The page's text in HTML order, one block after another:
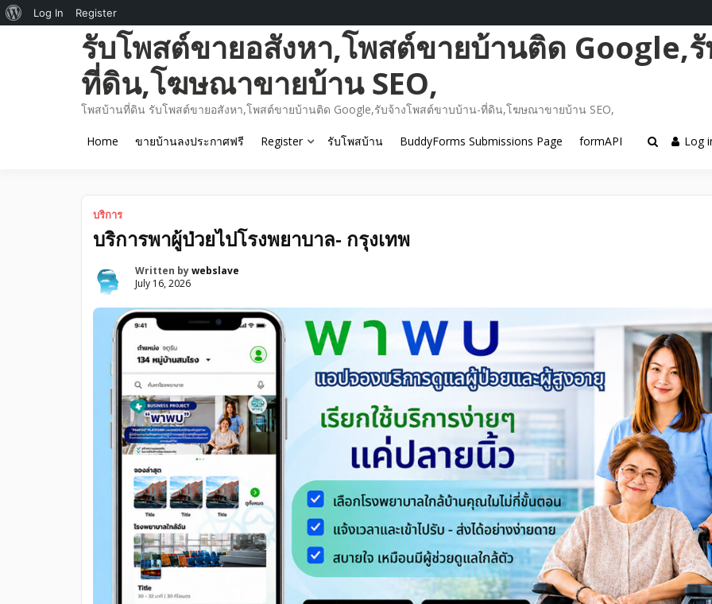
รับโพสต์ขายอสังหา,โพสต์ขายบ้านติด Google,
ที่ดิน,โฆษณาขายบ้าน SEO,
โพสบ้านที่ดิน รับโพสต์ขายอสังหา,โพสต์ขายบ้านติด Google,รับจ้างโพสต์ขาบบ้าน-ที่ดิน,โฆษณาขายบ้าน SEO,
Home ขายบ้านลงประกาศฟรี Register รับโพสบ้าน BuddyForms Submissions Page formAPI Log
บริการ
บริการพาผู้ป่วยไปโรงพยาบาล- กรุงเทพ
Written bywebslave
July 16, 2026
About
Log In Register